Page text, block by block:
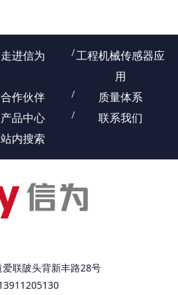
走进信为
工程机械传感器应
用
合作伙伴
质量体系
产品中心
联系我们
站内搜索
联陂头背新丰路28号